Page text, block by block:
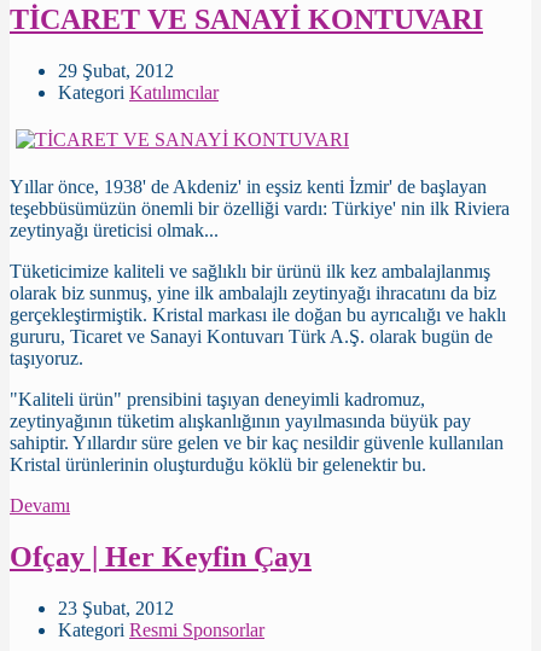
TİCARET VE SANAYİ KONTUVARI
29 Şubat, 2012
Kategori Katılımcılar
Yıllar önce, 1938' de Akdeniz' in eşsiz kenti İzmir' de başlayan
teşebbüsümüzün önemli bir özelliği vardı: Türkiye' nin ilk Riviera
zeytinyağı üreticisi olmak...
Tüketicimize kaliteli ve sağlıklı bir ürünü ilk kez ambalajlanmış
olarak biz sunmuş, yine ilk ambalajlı zeytinyağı ihracatını da biz
gerçekleştirmiştik. Kristal markası ile doğan bu ayrıcalığı ve haklı
gururu, Ticaret ve Sanayi Kontuvarı Türk A.Ş. olarak bugün de
taşıyoruz.
"Kaliteli ürün" prensibini taşıyan deneyimli kadromuz,
zeytinyağının tüketim alışkanlığının yayılmasında büyük pay
sahiptir. Yıllardır süre gelen ve bir kaç nesildir güvenle kullanılan
Kristal ürünlerinin oluşturduğu köklü bir gelenektir bu.
Devamı
Ofçay | Her Keyfin Çayı
23 Şubat, 2012
Kategori Resmi Sponsorlar